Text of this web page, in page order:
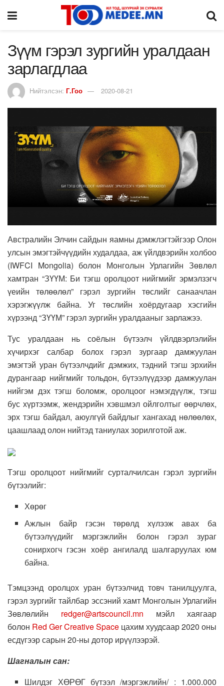
Зүүм гэрэл зургийн уралдаан
зарлагдлаа
Нийтэлсэн: Г.Гоо 2020-08-21
Австралийн Элчин сайдын яамны дэмжлэгтэйгээр Олон
улсын эмэгтэйчүүдийн худалдаа, аж үйлдвэрийн холбоо
(IWFCI Mongolia) болон Монголын Урлагийн Зөвлөл
хамтран “ЗҮҮМ: Би тэгш оролцоот нийгмийг эрмэлзэгч
үеийн төлөөлөл” гэрэл зургийн төслийг санаачлан
хэрэгжүүлж байна. Уг төслийн хоёрдугаар хэсгийн
хүрээнд “ЗҮҮМ” гэрэл зургийн уралдааныг зарлажээ.
Тус уралдаан нь соёлын бүтээлч үйлдвэрлэлийн
хүчирхэг салбар болох гэрэл зургаар дамжуулан
эмэгтэй уран бүтээлчдийг дэмжих, тэдний тэгш эрхийн
дурангаар нийгмийг тольдон, бүтээлүүдээр дамжуулан
нийгэм дэх тэгш боломж, оролцоог нэмэгдүүлж, тэгш
бус хүртээмж, жендэрийн хэвшмэл ойлголтыг өөрчлөх,
эрх тэгш байдал, аюулгүй байдлыг хангахад нөлөөлөх,
цаашлаад олон нийтэд таниулах зорилготой аж.
Тэгш оролцоот нийгмийг сурталчилсан гэрэл зургийн
бүтээлийг:
Хөрөг
Ажлын байр гэсэн төрөлд хүлээж авах ба
бүтээлүүдийг мэргэжлийн болон гэрэл зураг
сонирхогч гэсэн хоёр ангилалд шалгаруулах юм
байна.
Тэмцээнд оролцох уран бүтээлчид товч танилцуулга,
гэрэл зургийг тайлбар эссэний хамт Монголын Урлагийн
Зөвлөлийн redger@artscouncil.mn мэйл хаягаар
болон Red Ger Creative Space цахим хуудсаар 2020 оны
есдүгээр сарын 20-ны дотор ирүүлээрэй.
Шагналын сан:
Шилдэг ХӨРӨГ бүтээл /мэргэжлийн/ : 1.000.000